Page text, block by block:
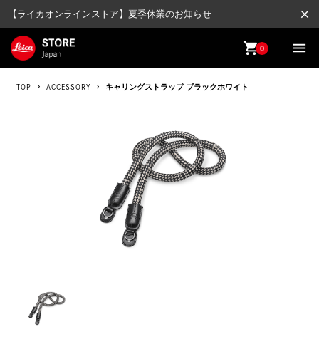
【ライカオンラインストア】夏季休業のお知らせ close
shopping_cart0 menu
TOP ACCESSORY キャリングストラップ ブラックホワイト